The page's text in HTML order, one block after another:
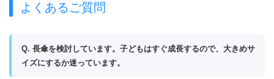
よくあるご質問
Q. 長傘を検討しています。子どもはすぐ成長するので、大きめサ
イズにするか迷っています。